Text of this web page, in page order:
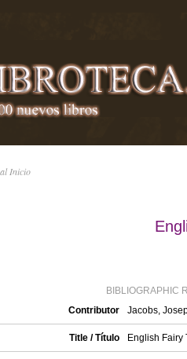
Inicio
BIBLIOGRAPHIC
Contributor
Jacobs,
Title / Título English Fairy